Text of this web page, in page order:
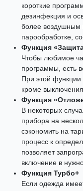
короткие
дезинфекция и
более воздушным
парообработке,
Функция
Чтобы любимое
программы, есть
При этой
кроме
Функция
В некоторых
прибора на
сэкономить на
процесс к
позволяет
включение в
Функция Турбо+
Если одежда